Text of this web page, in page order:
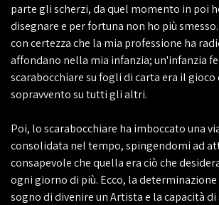
parte gli scherzi, da quel momento in poi
disegnare e per fortuna non ho più
con certezza che la mia professione ha
affondano nella mia infanzia; un'infanzia
scarabocchiare su fogli di carta era il gioco
sopravvento su tutti gli altri.
Poi, lo scarabocchiare ha imboccato una
consolidata nel tempo, spingendomi ad
consapevole che quella era ciò che
ogni giorno di più. Ecco, la
sogno di divenire un Artista e la capacità